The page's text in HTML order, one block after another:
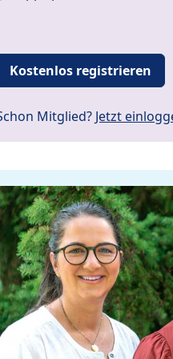
Kostenlos registrieren
Mitglied? Jetzt